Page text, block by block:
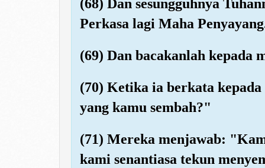
(68) Dan sesungguhnya
Perkasa lagi Maha
(69) Dan bacakanlah kepada
(70) Ketika ia berkata
yang kamu sembah?"
(71) Mereka menjawab:
kami senantiasa tekun